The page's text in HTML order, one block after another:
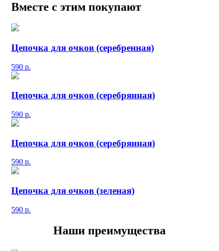
Вместе с этим покупают
Цепочка для очков (серебренная)
590 р.
Цепочка для очков (серебрянная)
590 р.
Цепочка для очков (серебрянная)
590 р.
Цепочка для очков (зеленая)
590 р.
Наши преимущества